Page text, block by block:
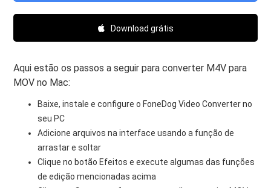
Download grátis
Aqui estão os passos a seguir para converter M4V para
MOV no Mac:
Baixe, instale e configure o FoneDog Video Converter no
seu PC
Adicione arquivos na interface usando a função de
arrastar e soltar
Clique no botão Efeitos e execute algumas das funções
de edição mencionadas acima